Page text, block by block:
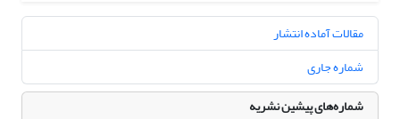
مقالات آماده انتشار
شماره جاری
شماره‌های پیشین نشریه